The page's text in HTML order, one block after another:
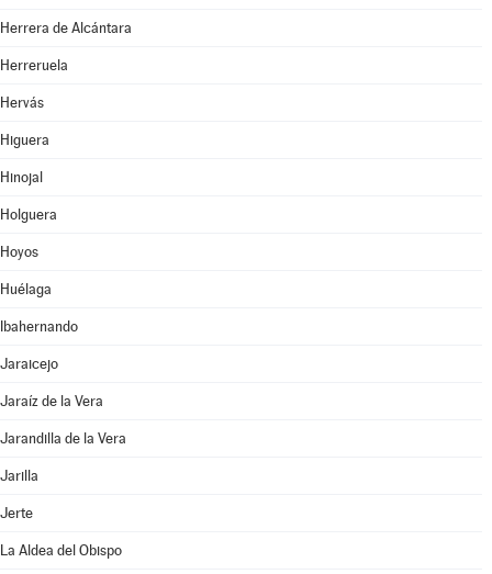
Herrera de Alcántara
Herreruela
Hervás
Higuera
Hinojal
Holguera
Hoyos
Huélaga
Ibahernando
Jaraicejo
Jaraíz de la Vera
Jarandilla de la Vera
Jarilla
Jerte
La Aldea del Obispo